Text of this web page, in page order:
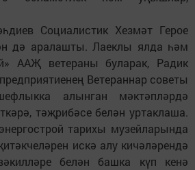
Социалистик Хезмәт Герое
дә аралашты. Лаеклы ялда һәм
ААҖ ветераны буларак, Радик
Ветераннар советы
алынган мәктәпләрдә
тәҗрибәсе белән уртаклаша.
тарихы музейларында
искә алу кичәләрендә
белән башка күп кенә